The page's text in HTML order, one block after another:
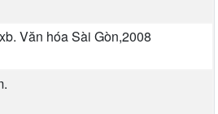
Văn hóa Sài Gòn,2008